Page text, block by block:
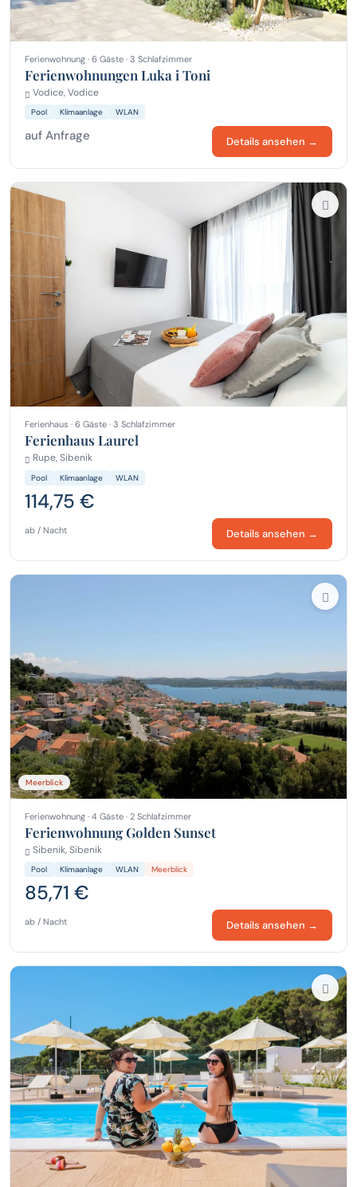
Ferienwohnung · 6 Gäste · 3 Schlafzimmer
Ferienwohnungen Luka i Toni
Vodice, Vodice
Pool Klimaanlage WLAN
auf Anfrage Details ansehen →
Ferienhaus · 6 Gäste · 3 Schlafzimmer
Ferienhaus Laurel
Rupe, Sibenik
Pool Klimaanlage WLAN
114,75 €
ab / Nacht Details ansehen →
Meerblick
Ferienwohnung · 4 Gäste · 2 Schlafzimmer
Ferienwohnung Golden Sunset
Sibenik, Sibenik
Pool Klimaanlage WLAN Meerblick
85,71 €
ab / Nacht Details ansehen →